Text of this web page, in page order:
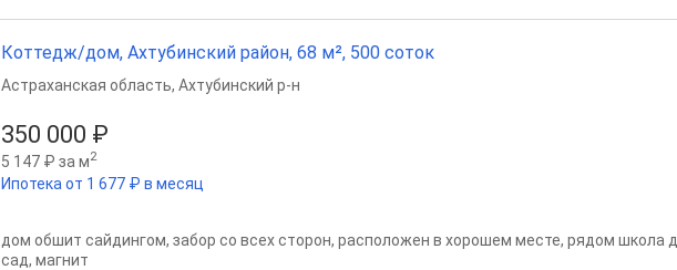
Коттедж/дом, Ахтубинский район, 68 м², 500 соток
350 000 ₽
5 147 ₽ за м2
Ипотека от 1 677 ₽ в месяц
Астраханская область, Ахтубинский р-н
дом обшит сайдингом, забор со всех сторон, расположен в хорошем месте, рядом школа
сад, магнит